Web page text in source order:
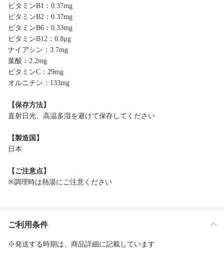
ビタミンB1：0.37mg
ビタミンB2：0.37mg
ビタミンB6：0.33mg
ビタミンB12：0.8μg
ナイアシン：3.7mg
葉酸：2.2mg
ビタミンC：29mg
オルニチン：133mg
【保存方法】
直射日光、高温多湿を避けて保存してください
【製造国】
日本
【ご注意点】
※調理時は熱湯にご注意ください
ご利用条件
※発送する時期は、商品詳細に記載しています